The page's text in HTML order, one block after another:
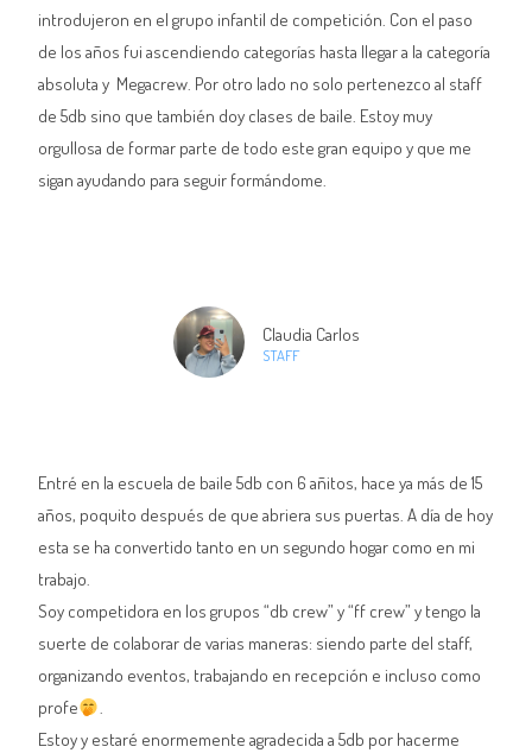
introdujeron en el grupo infantil de competición. Con el paso
de los años fui ascendiendo categorías hasta llegar a la categoría
absoluta y Megacrew. Por otro lado no solo pertenezco al staff
de 5db sino que también doy clases de baile. Estoy muy
orgullosa de formar parte de todo este gran equipo y que me
sigan ayudando para seguir formándome.
Claudia Carlos
STAFF
Entré en la escuela de baile 5db con 6 añitos, hace ya más de 15
años, poquito después de que abriera sus puertas. A día de hoy
esta se ha convertido tanto en un segundo hogar como en mi
trabajo.
Soy competidora en los grupos “db crew” y “ff crew” y tengo la
suerte de colaborar de varias maneras: siendo parte del staff,
organizando eventos, trabajando en recepción e incluso como
profe
.
Estoy y estaré enormemente agradecida a 5db por hacerme